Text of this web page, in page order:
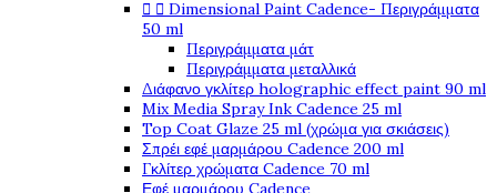
  Dimensional Paint Cadence- Περιγράμματα
50 ml
Περιγράμματα μάτ
Περιγράμματα μεταλλικά
Διάφανο γκλίτερ holographic effect paint 90 ml
Mix Media Spray Ink Cadence 25 ml
Top Coat Glaze 25 ml (χρώμα για σκιάσεις)
Σπρέι εφέ μαρμάρου Cadence 200 ml
Γκλίτερ χρώματα Cadence 70 ml
Εφέ μαρμάρου Cadence